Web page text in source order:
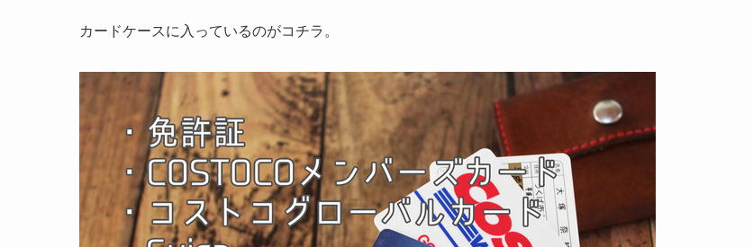
カードケースに入っているのがコチラ。